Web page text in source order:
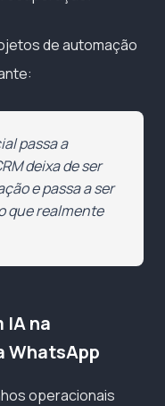
de automação
passa a
deixa de ser
e passa a ser
que realmente
IA na
WhatsApp
operacionais